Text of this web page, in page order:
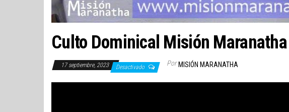
Culto Dominical Misión
17 septiembre, 2023 Desactivado Por MISIÓN MARANATHA